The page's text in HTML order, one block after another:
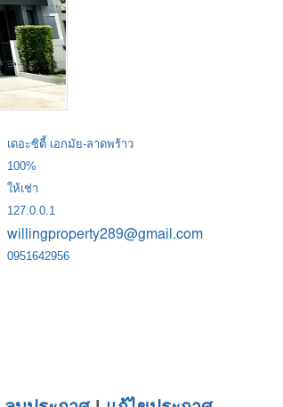
เดอะซิตี้ เอกมัย-ลาดพร้าว
100%
ให้เช่า
127.0.0.1
0951642956